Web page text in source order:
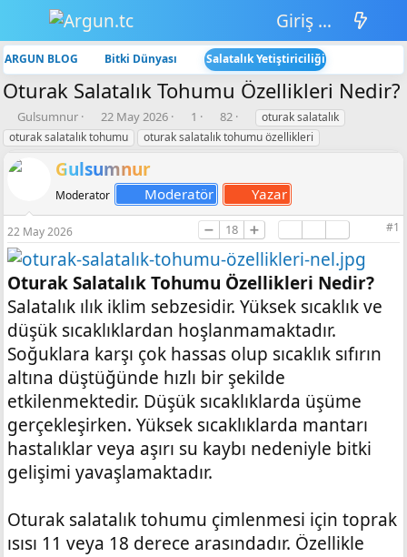
Giriş yap
ARGUN BLOG Bitki Dünyası Salatalık Yetiştiriciliği
Oturak Salatalık Tohumu Özellikleri Nedir?
K
o
n
b
u
b
a
ş
l
t
a
Gulsumnur
B
a
ş
l
a
n
g
ç
t
a
i
h
22 May 2026
💬
C
e
a
p
l
r
1
👁️‍🗨️
G
ö
ü
t
l
e
m
e
82
E
t
i
e
t
l
e
r
oturak salatalık
oturak salatalık tohumu
oturak salatalık tohumu özellikleri
Gulsumnur
Moderator Moderatör Yazar
22 May 2026 ➖ 18 ➕ #1
Oturak Salatalık Tohumu Özellikleri Nedir?
Salatalık ılık iklim sebzesidir. Yüksek sıcaklık ve
düşük sıcaklıklardan hoşlanmamaktadır.
Soğuklara karşı çok hassas olup sıcaklık sıfırın
altına düştüğünde hızlı bir şekilde
etkilenmektedir. Düşük sıcaklıklarda üşüme
gerçekleşirken. Yüksek sıcaklıklarda mantarı
hastalıklar veya aşırı su kaybı nedeniyle bitki
gelişimi yavaşlamaktadır.
Oturak salatalık tohumu çimlenmesi için toprak
ısısı 11 veya 18 derece arasındadır. Özellikle